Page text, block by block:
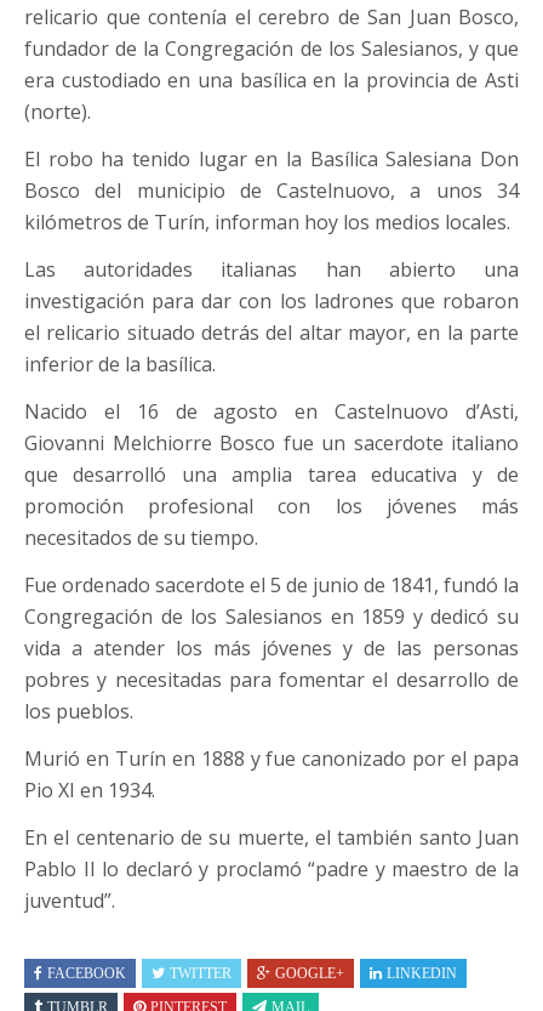
relicario que contenía el cerebro de San Juan Bosco,
fundador de la Congregación de los Salesianos, y que
era custodiado en una basílica en la provincia de Asti
(norte).
El robo ha tenido lugar en la Basílica Salesiana Don
Bosco del municipio de Castelnuovo, a unos 34
kilómetros de Turín, informan hoy los medios locales.
Las autoridades italianas han abierto una
investigación para dar con los ladrones que robaron
el relicario situado detrás del altar mayor, en la parte
inferior de la basílica.
Nacido el 16 de agosto en Castelnuovo d’Asti,
Giovanni Melchiorre Bosco fue un sacerdote italiano
que desarrolló una amplia tarea educativa y de
promoción profesional con los jóvenes más
necesitados de su tiempo.
Fue ordenado sacerdote el 5 de junio de 1841, fundó la
Congregación de los Salesianos en 1859 y dedicó su
vida a atender los más jóvenes y de las personas
pobres y necesitadas para fomentar el desarrollo de
los pueblos.
Murió en Turín en 1888 y fue canonizado por el papa
Pio XI en 1934.
En el centenario de su muerte, el también santo Juan
Pablo II lo declaró y proclamó “padre y maestro de la
juventud”.
FACEBOOK TWITTER GOOGLE+
LINKEDIN
TUMBLR
PINTEREST MAIL